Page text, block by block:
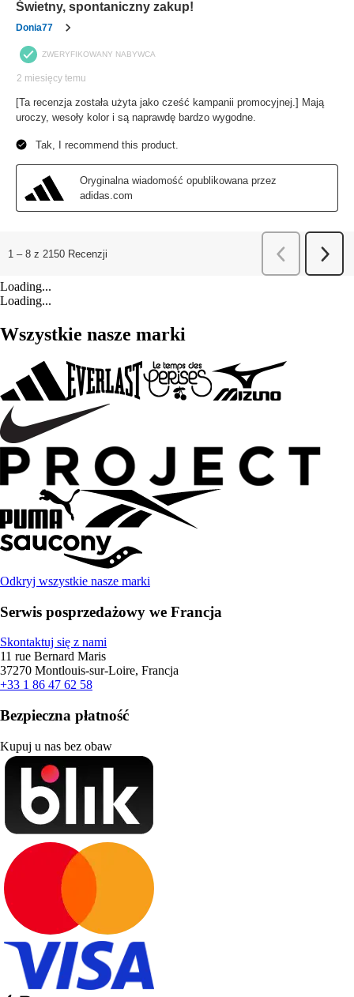
Loading...
Loading...
Wszystkie nasze marki
Odkryj wszystkie nasze marki
Serwis posprzedażowy we Francja
Skontaktuj się z nami
11 rue Bernard Maris
37270 Montlouis-sur-Loire, Francja
+33 1 86 47 62 58
Bezpieczna płatność
Kupuj u nas bez obaw